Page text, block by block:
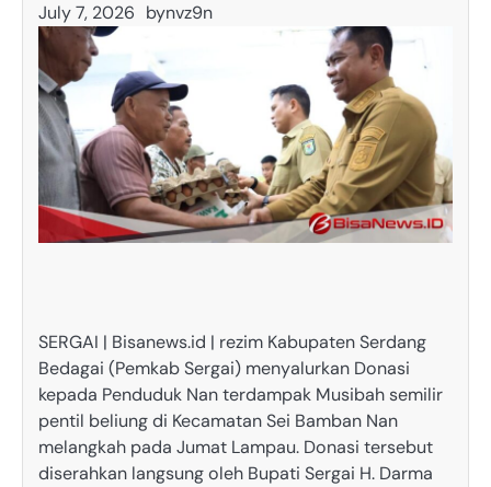
July 7, 2026 bynvz9n
SERGAI | Bisanews.id | rezim Kabupaten Serdang
Bedagai (Pemkab Sergai) menyalurkan Donasi
kepada Penduduk Nan terdampak Musibah semilir
pentil beliung di Kecamatan Sei Bamban Nan
melangkah pada Jumat Lampau. Donasi tersebut
diserahkan langsung oleh Bupati Sergai H. Darma